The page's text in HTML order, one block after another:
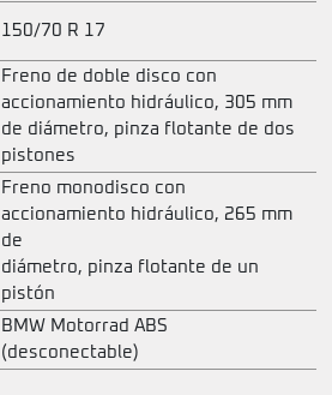
150/70 R 17
Freno de doble disco con
accionamiento hidráulico, 305 mm
de diámetro, pinza flotante de dos
pistones
Freno monodisco con
accionamiento hidráulico, 265 mm
de
diámetro, pinza flotante de un
pistón
BMW Motorrad ABS
(desconectable)